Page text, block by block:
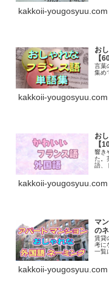
kakkoii-yougosyuu.com
お
【
言葉
集め
kakkoii-yougosyuu.com
お
【
響き
た。
語、
kakkoii-yougosyuu.com
マ
の
賃貸
考に
一覧
kakkoii-yougosyuu.com